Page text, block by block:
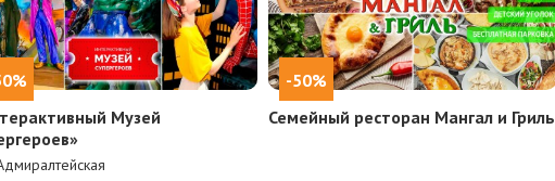
Музей
-50%
Семейный ресторан Мангал и Гриль